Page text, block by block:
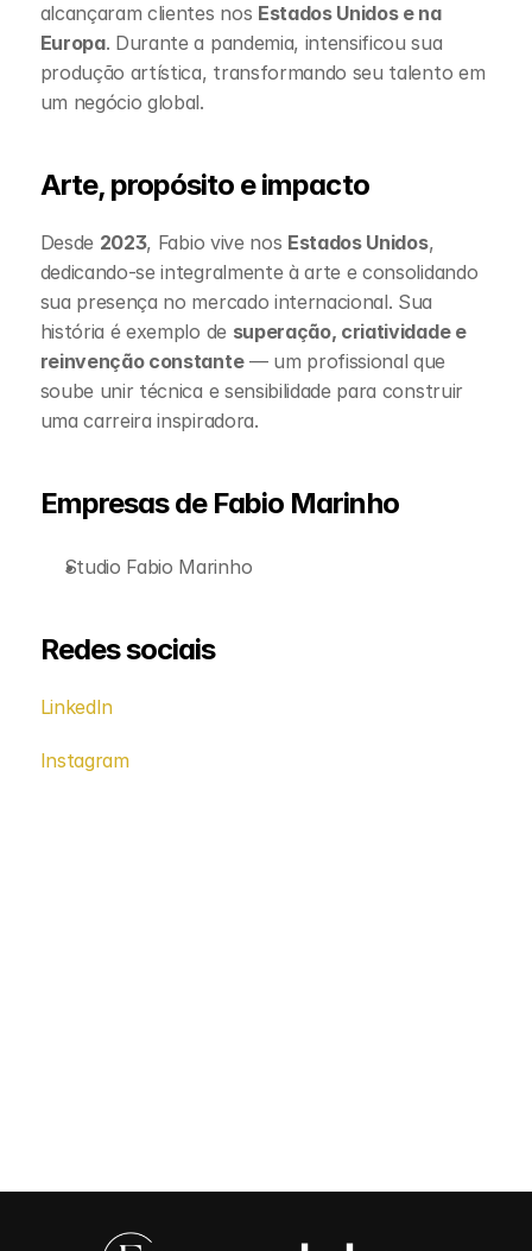
alcançaram clientes nos Estados Unidos e na
Europa. Durante a pandemia, intensificou sua
produção artística, transformando seu talento em
um negócio global.
Arte, propósito e impacto
Desde 2023, Fabio vive nos Estados Unidos,
dedicando-se integralmente à arte e consolidando
sua presença no mercado internacional. Sua
história é exemplo de superação, criatividade e
reinvenção constante — um profissional que
soube unir técnica e sensibilidade para construir
uma carreira inspiradora.
Empresas de Fabio Marinho
Studio Fabio Marinho
Redes sociais
LinkedIn
Instagram